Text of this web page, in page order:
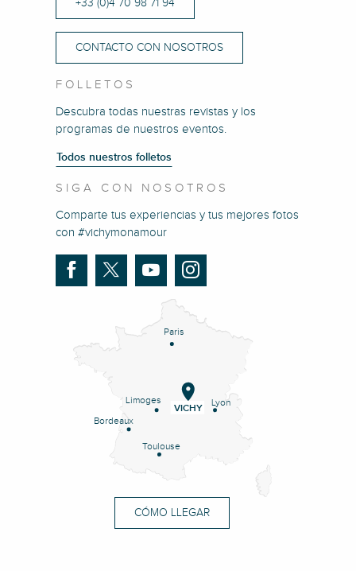
CONTACTO CON NOSOTROS
FOLLETOS
Descubra todas nuestras revistas y los
programas de nuestros eventos.
Todos nuestros folletos
SIGA CON NOSOTROS
Comparte tus experiencias y tus mejores fotos
con #vichymonamour
Paris
Lyon
Limoges
Bordeaux
Toulouse
VICHY
CÓMO LLEGAR